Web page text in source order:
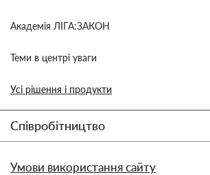
Академія ЛІГА:ЗАКОН
Теми в центрі уваги
Усі рішення і продукти
Співробітництво
Умови використання сайту